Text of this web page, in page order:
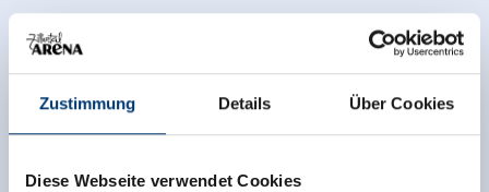
Zustimmung Details Über Cookies
Diese Webseite verwendet Cookies